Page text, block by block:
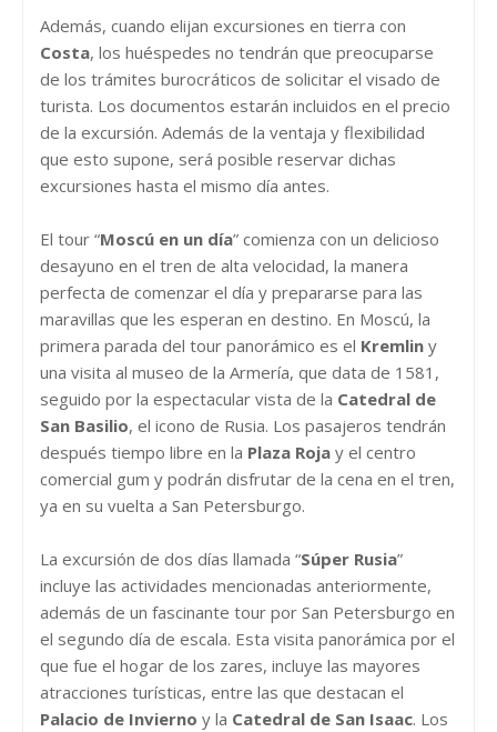
Además, cuando elijan excursiones en tierra con
Costa, los huéspedes no tendrán que preocuparse
de los trámites burocráticos de solicitar el visado de
turista. Los documentos estarán incluidos en el precio
de la excursión. Además de la ventaja y flexibilidad
que esto supone, será posible reservar dichas
excursiones hasta el mismo día antes.
El tour “Moscú en un día” comienza con un delicioso
desayuno en el tren de alta velocidad, la manera
perfecta de comenzar el día y prepararse para las
maravillas que les esperan en destino. En Moscú, la
primera parada del tour panorámico es el Kremlin y
una visita al museo de la Armería, que data de 1581,
seguido por la espectacular vista de la Catedral de
San Basilio, el icono de Rusia. Los pasajeros tendrán
después tiempo libre en la Plaza Roja y el centro
comercial gum y podrán disfrutar de la cena en el tren,
ya en su vuelta a San Petersburgo.
La excursión de dos días llamada “Súper Rusia”
incluye las actividades mencionadas anteriormente,
además de un fascinante tour por San Petersburgo en
el segundo día de escala. Esta visita panorámica por el
que fue el hogar de los zares, incluye las mayores
atracciones turísticas, entre las que destacan el
Palacio de Invierno y la Catedral de San Isaac. Los